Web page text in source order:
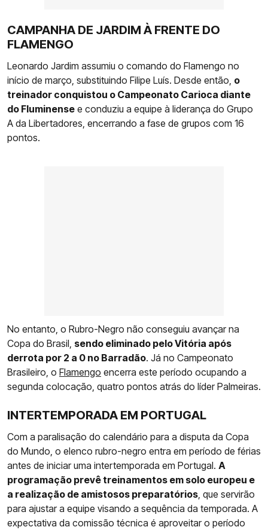
CAMPANHA DE JARDIM À FRENTE DO
FLAMENGO
Leonardo Jardim assumiu o comando do Flamengo no
início de março, substituindo Filipe Luís. Desde então, o
treinador conquistou o Campeonato Carioca diante
do Fluminense e conduziu a equipe à liderança do Grupo
A da Libertadores, encerrando a fase de grupos com 16
pontos.
No entanto, o Rubro-Negro não conseguiu avançar na
Copa do Brasil, sendo eliminado pelo Vitória após
derrota por 2 a 0 no Barradão. Já no Campeonato
Brasileiro, o Flamengo encerra este período ocupando a
segunda colocação, quatro pontos atrás do líder Palmeiras.
INTERTEMPORADA EM PORTUGAL
Com a paralisação do calendário para a disputa da Copa
do Mundo, o elenco rubro-negro entra em período de férias
antes de iniciar uma intertemporada em Portugal. A
programação prevê treinamentos em solo europeu e
a realização de amistosos preparatórios , que servirão
para ajustar a equipe visando a sequência da temporada. A
expectativa da comissão técnica é aproveitar o período